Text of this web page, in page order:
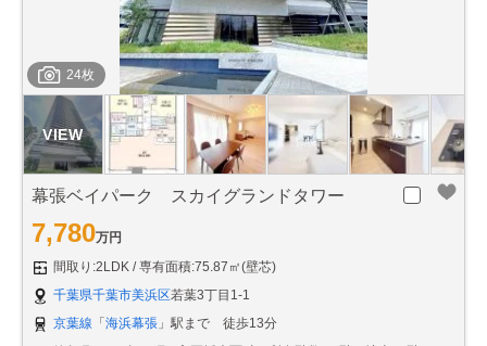
24枚
幕張ベイパーク スカイグランドタワー
7,780万円
間取り:2LDK
専有面積:75.87㎡(壁芯)
千葉県千葉市美浜区若葉3丁目1-1
京葉線 「 海浜幕張 」駅まで 徒歩13分